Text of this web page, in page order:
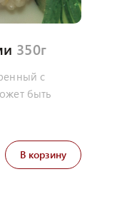
350г
с
быть
В корзину